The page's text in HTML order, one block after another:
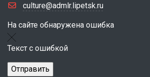
culture@admlr.lipetsk.ru
На сайте обнаружена ошибка
Текст с ошибкой